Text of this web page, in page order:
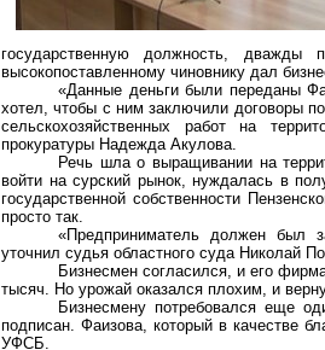
государственную должность,
высокопоставленному чиновнику дал
«Данные деньги были переданы
хотел, чтобы с ним заключили договоры
сельскохозяйственных работ на
прокуратуры Надежда Акулова.
Речь шла о выращивании на
войти на сурский рынок, нуждалась в
государственной собственности
просто так.
«Предприниматель должен был
уточнил судья областного суда Николай
Бизнесмен согласился, и его
тысяч. Но урожай оказался плохим, и
Бизнесмену потребовался еще
подписан. Фаизова, который в качестве
УФСБ.